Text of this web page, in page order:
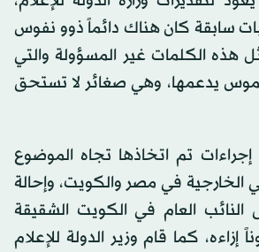
سابقة كان هناك دائماً ذوو نفوس
هذه الكلمات غير المسؤولة والتي
يدعمها، وهي صغائر لا تستحق
إجراءات تم اتخاذها تجاه الموضوع
الخارجية في مصر والكويت، وإحالة
النائب العام في الكويت الشقيقة
إزاءه، كما قام وزير الدولة للإعلام